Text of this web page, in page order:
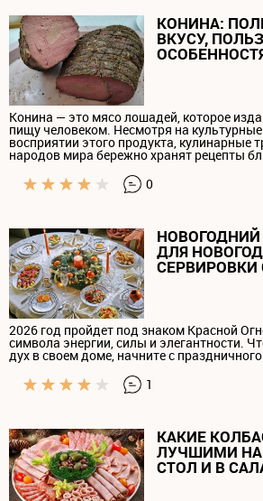
КОНИНА:
ВКУСУ,
Конина — это мясо лошадей, которое
пищу человеком. Несмотря на
восприятии этого продукта, кулинарные
народов мира бережно хранят рецепты
0
НОВОГОДНИЙ
ДЛЯ
СЕРВИРОВКИ
2026 год пройдет под знаком Красной
символа энергии, силы и элегантности.
дух в своем доме, начните с
1
КАКИЕ
ЛУЧШИМИ
СТОЛ И В